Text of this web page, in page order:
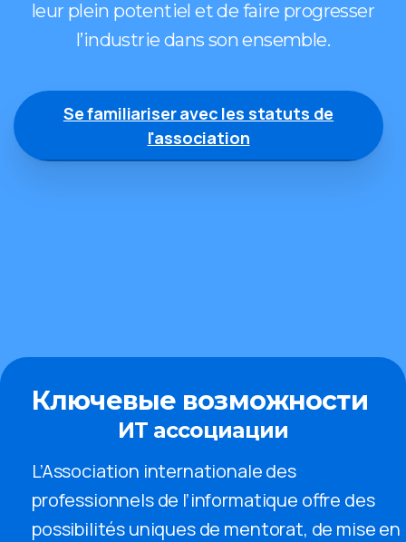
leur plein potentiel et de faire progresser
l’industrie dans son ensemble.
Se familiariser avec les statuts de
l'association
Ключевые возможности
ИТ ассоциации
L’Association internationale des
professionnels de l’informatique offre des
possibilités uniques de mentorat, de mise en